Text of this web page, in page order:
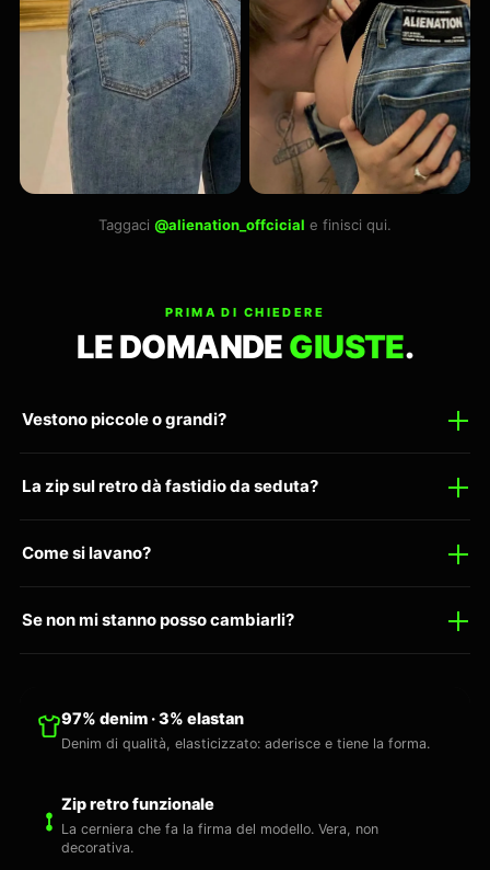
Taggaci @alienation_offcicial e finisci qui.
PRIMA DI CHIEDERE
LE DOMANDE GIUSTE.
Vestono piccole o grandi?
La zip sul retro dà fastidio da seduta?
Come si lavano?
Se non mi stanno posso cambiarli?
97% denim · 3% elastan
Denim di qualità, elasticizzato: aderisce e tiene la forma.
Zip retro funzionale
La cerniera che fa la firma del modello. Vera, non
decorativa.